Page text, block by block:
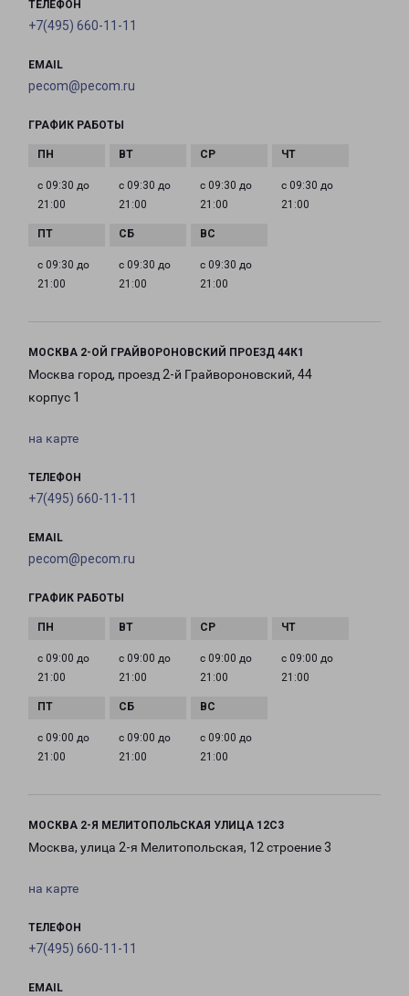
ТЕЛЕФОН
+7(495) 660-11-11
EMAIL
pecom@pecom.ru
ГРАФИК РАБОТЫ
с 09:30 до
21:00
с 09:30 до
21:00
с 09:30 до
21:00
с 09:30 до
21:00
с 09:30 до
21:00
с 09:30 до
21:00
с 09:30 до
21:00
МОСКВА 2-ОЙ ГРАЙВОРОНОВСКИЙ ПРОЕЗД 44К1
Москва город, проезд 2-й Грайвороновский, 44
корпус 1
на карте
ТЕЛЕФОН
+7(495) 660-11-11
EMAIL
pecom@pecom.ru
ГРАФИК РАБОТЫ
с 09:00 до
21:00
с 09:00 до
21:00
с 09:00 до
21:00
с 09:00 до
21:00
с 09:00 до
21:00
с 09:00 до
21:00
с 09:00 до
21:00
МОСКВА 2-Я МЕЛИТОПОЛЬСКАЯ УЛИЦА 12С3
Москва, улица 2-я Мелитопольская, 12 строение 3
на карте
ТЕЛЕФОН
+7(495) 660-11-11
EMAIL